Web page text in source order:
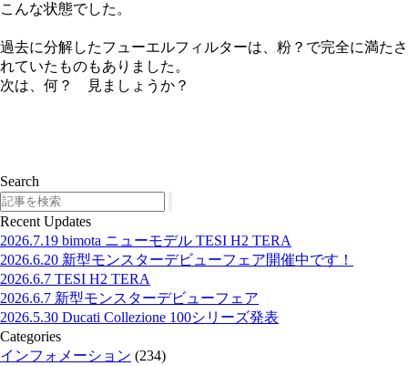
こんな状態でした。
過去に分解したフューエルフィルターは、粉？で完全に満たさ
れていたものもありました。
次は、何？ 見ましょうか？
Search
Search
Recent Updates
2026.7.19 bimota ニューモデル TESI H2 TERA
2026.6.20 新型モンスターデビューフェア開催中です！
2026.6.7 TESI H2 TERA
2026.6.7 新型モンスターデビューフェア
2026.5.30 Ducati Collezione 100シリーズ発表
Categories
インフォメーション (234)